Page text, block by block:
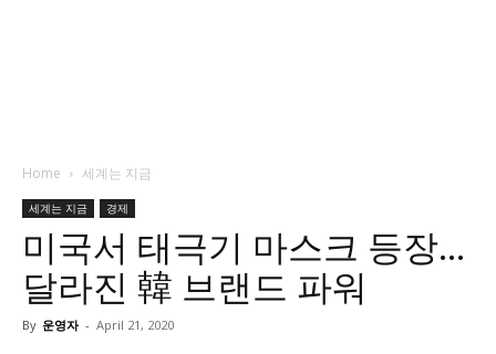
Home 세계는 지금
세계는 지금 경제
미국서 태극기 마스크 등장…
달라진 韓 브랜드 파워
By 운영자 - April 21, 2020